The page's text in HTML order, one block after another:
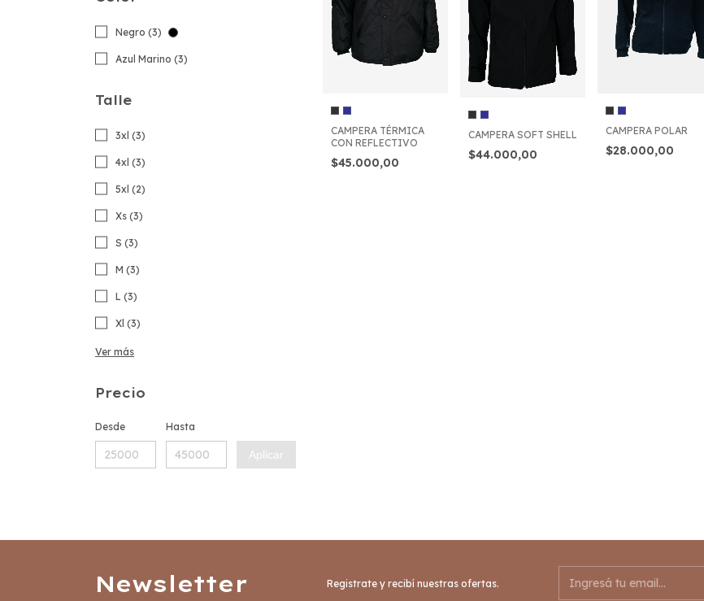
Negro (3)
Azul Marino (3)
Talle
3xl (3)
4xl (3)
5xl (2)
Xs (3)
S (3)
M (3)
L (3)
Xl (3)
Ver más
Precio
Desde Hasta
Aplicar
CAMPERA TÉRMICA
CON REFLECTIVO
$45.000,00
CAMPERA SOFT SHELL
$44.000,00
CAMPERA POLAR
$28.000,00
Newsletter Registrate y recibí nuestras ofertas.